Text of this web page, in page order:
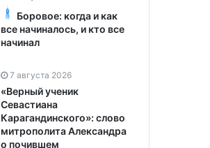
Боровое: когда и как
все начиналось, и кто все
начинал
7 августа 2026
«Верный ученик
Севастиана
Карагандинского»: слово
митрополита Александра
о почившем